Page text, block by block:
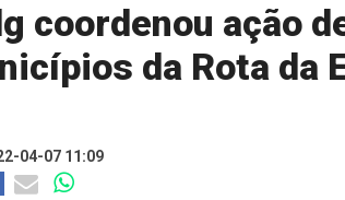
coordenou ação
da Rota da
04-07 11:09